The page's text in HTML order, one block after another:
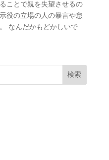
ことで親を失望させるの
役の立場の人の暴言や怠
なんだかもどかしいで
検索